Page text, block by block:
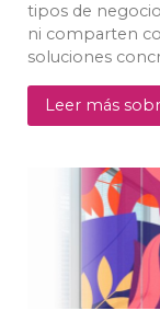
tipos de
ni comparten
soluciones
Leer más